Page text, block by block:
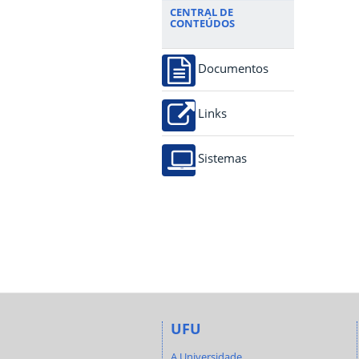
CENTRAL DE
CONTEÚDOS
Documentos
Links
Sistemas
UFU